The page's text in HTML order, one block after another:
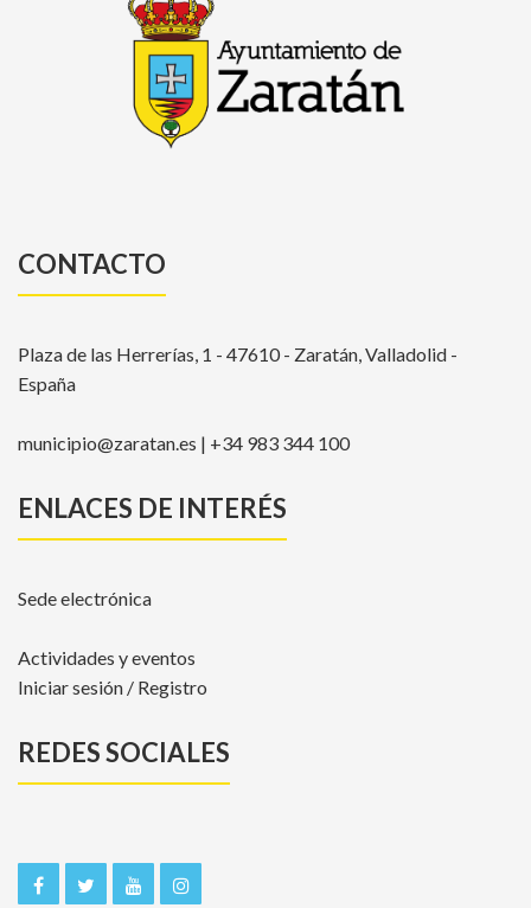
CONTACTO
Plaza de las Herrerías, 1 - 47610 - Zaratán, Valladolid -
España
municipio@zaratan.es | +34 983 344 100
ENLACES DE INTERÉS
Sede electrónica
Actividades y eventos
Iniciar sesión / Registro
REDES SOCIALES